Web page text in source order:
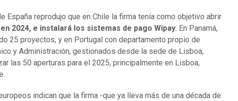
España reprodujo que en Chile la firma tenía como objetivo abrir
2024, e instalará los sistemas de pago Wipay. En Panamá,
25 proyectos, y en Portugal con departamento propio de
y Administración, gestionados desde la sede de Lisboa,
las 50 aperturas para el 2025, principalmente en Lisboa,
indican que la firma -que ya lleva más de una década de